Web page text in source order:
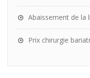
Abaissement de la
Prix chirurgie